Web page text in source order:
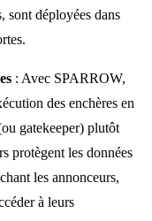
sont déployées dans
: Avec SPARROW,
des enchères en
gatekeeper) plutôt
protègent les données
les annonceurs,
à leurs